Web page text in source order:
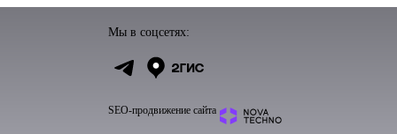
Мы в соцсетях:
SEO-продвижение сайта